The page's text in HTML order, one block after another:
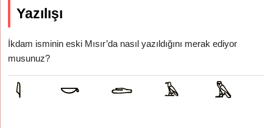
Yazılışı
İkdam isminin eski Mısır’da nasıl yazıldığını merak ediyor
musunuz?